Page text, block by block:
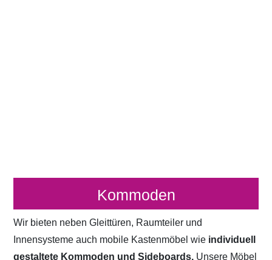
Kommoden
Wir bieten neben Gleittüren, Raumteiler und
Innensysteme auch mobile Kastenmöbel wie individuell
gestaltete Kommoden und Sideboards. Unsere Möbel